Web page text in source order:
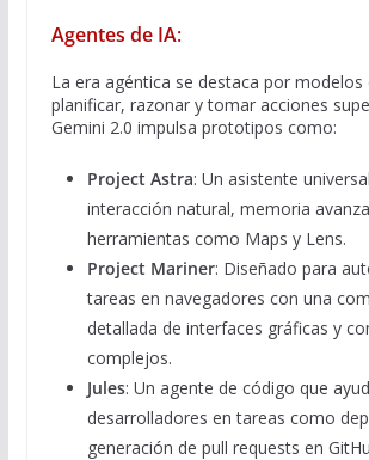
Agentes de IA:
La era agéntica se destaca por modelos
planificar, razonar y tomar acciones
Gemini 2.0 impulsa prototipos como:
Project Astra: Un asistente
interacción natural, memoria
herramientas como Maps y Lens.
Project Mariner: Diseñado para
tareas en navegadores con una
detallada de interfaces gráficas y
complejos.
Jules: Un agente de código que
desarrolladores en tareas como
generación de pull requests en